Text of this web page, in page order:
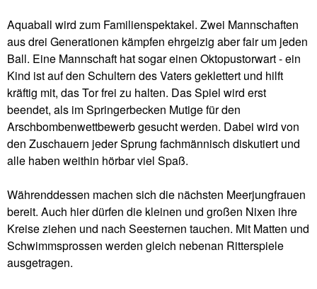
Aquaball wird zum Familienspektakel. Zwei Mannschaften
aus drei Generationen kämpfen ehrgeizig aber fair um jeden
Ball. Eine Mannschaft hat sogar einen Oktopustorwart - ein
Kind ist auf den Schultern des Vaters geklettert und hilft
kräftig mit, das Tor frei zu halten. Das Spiel wird erst
beendet, als im Springerbecken Mutige für den
Arschbombenwettbewerb gesucht werden. Dabei wird von
den Zuschauern jeder Sprung fachmännisch diskutiert und
alle haben weithin hörbar viel Spaß.
Währenddessen machen sich die nächsten Meerjungfrauen
bereit. Auch hier dürfen die kleinen und großen Nixen ihre
Kreise ziehen und nach Seesternen tauchen. Mit Matten und
Schwimmsprossen werden gleich nebenan Ritterspiele
ausgetragen.